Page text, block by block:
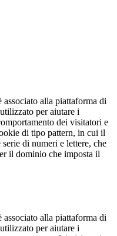
alla piattaforma di
per aiutare i
dei visitatori e
di tipo pattern, in cui il
di numeri e lettere, che
il dominio che imposta il
alla piattaforma di
per aiutare i